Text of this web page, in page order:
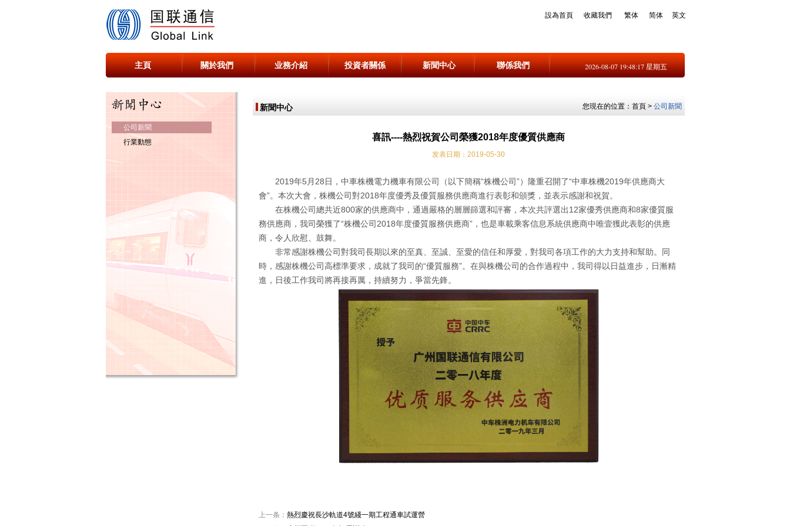
設為首頁 收藏我們 繁体 简体 英文
主頁 關於我們 业務介紹 投資者關係 新聞中心 聯係我們 2026-08-07 19:48:17 星期五
公司新聞
行業動態
新聞中心 您現在的位置： 首頁> 公司新聞
喜訊----熱烈祝賀公司榮獲2018年度優質供應商
发表日期：2019-05-30
2019年5月28日，中車株機電力機車有限公司（以下簡稱“株機公司”）隆重召開了“中車株機2019年供應商大
會”。本次大會，株機公司對2018年度優秀及優質服務供應商進行表彰和頒獎，並表示感謝和祝賀。
在株機公司總共近800家的供應商中，通過嚴格的層層篩選和評審，本次共評選出12家優秀供應商和8家優質服
務供應商，我司榮獲了“株機公司2018年度優質服務供應商”，也是車載乘客信息系統供應商中唯壹獲此表彰的供應
商，令人欣慰、鼓舞。
非常感謝株機公司對我司長期以來的至真、至誠、至愛的信任和厚愛，對我司各項工作的大力支持和幫助。同
時，感謝株機公司高標準要求，成就了我司的“優質服務”。在與株機公司的合作過程中，我司得以日益進步，日漸精
進，日後工作我司將再接再厲，持續努力，爭當先鋒。
上一条： 熱烈慶祝長沙軌道4號綫一期工程通車試運營